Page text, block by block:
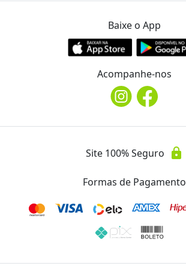
Ver Mais Ofertas
Endereço
R. Alagoas, 1247
(43) 3323.6372
(43) 3323.6372
Instagram
@monicacabeleireirosby
Avaliações
Baixe o App
Acompanhe-nos
Site 100% Seguro lock
Formas de Pagamento